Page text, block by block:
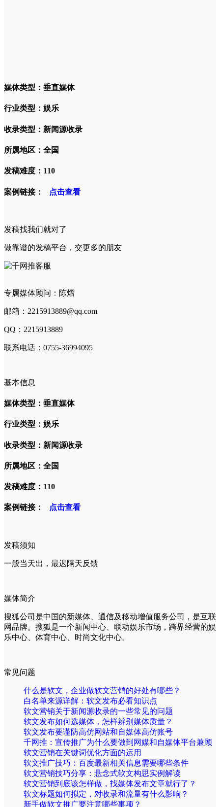
媒体类型：垂直媒体
行业类型：娱乐
收录类型：新闻源收录
所属地区：全国
发稿难度：110
案例链接： 点击查看
发稿找我们就对了
做靠谱的发稿平台，交更多的朋友
专属媒体顾问：陈熠
邮箱：2215913889@qq.com
QQ：2215913889
联系电话：0755-36994095
基本信息
媒体类型：垂直媒体
行业类型：娱乐
收录类型：新闻源收录
所属地区：全国
发稿难度：110
案例链接： 点击查看
发稿须知
一般当天出，最迟隔天反馈
媒体简介
搜狐公司是中国的新媒体、通信及移动增值服务公司，是互联
网品牌。搜狐是一个新闻中心、联动娱乐市场，跨界经营的娱
乐中心、体育中心、时尚文化中心。
常见问题
什么是软文，企业做软文营销的好处有哪些？
白名单来源详解：软文发布必看知识点
软文营销关于新闻源收录的一些常见的问题
软文发布如何选媒体，怎样辨别媒体质量？
软文发布要谨防高仿网站和自媒体高仿账号
千网推：宣传推广为什么要做到网媒和自媒体平台兼顾
软文营销在关键词优化方面的运用
软文推广技巧：百度最新相关信息需要哪些条件
软文营销技巧分享：悬念式软文构思实例解读
软文营销到底该怎样做，找媒体发布文章就行了？
软文标题如何拟定，对收录和流量有什么影响？
新手做软文推广要注意哪些事项？